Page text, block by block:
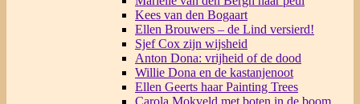
Kees van den Bogaart
Ellen Brouwers – de Lind versierd!
Sjef Cox zijn wijsheid
Anton Dona: vrijheid of de dood
Willie Dona en de kastanjenoot
Ellen Geerts haar Painting Trees
Carola Mokveld met boten in de boom